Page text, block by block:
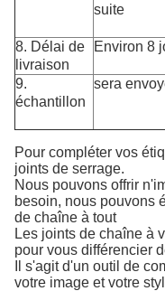
suite
8. Délai de
livraison
Environ 8
9.
échantillon
sera
Pour compléter vos
joints de serrage.
Nous pouvons offrir
besoin, nous pouvons
de chaîne à tout
Les joints de chaîne à
pour vous différencier
Il s'agit d'un outil de
votre image et votre